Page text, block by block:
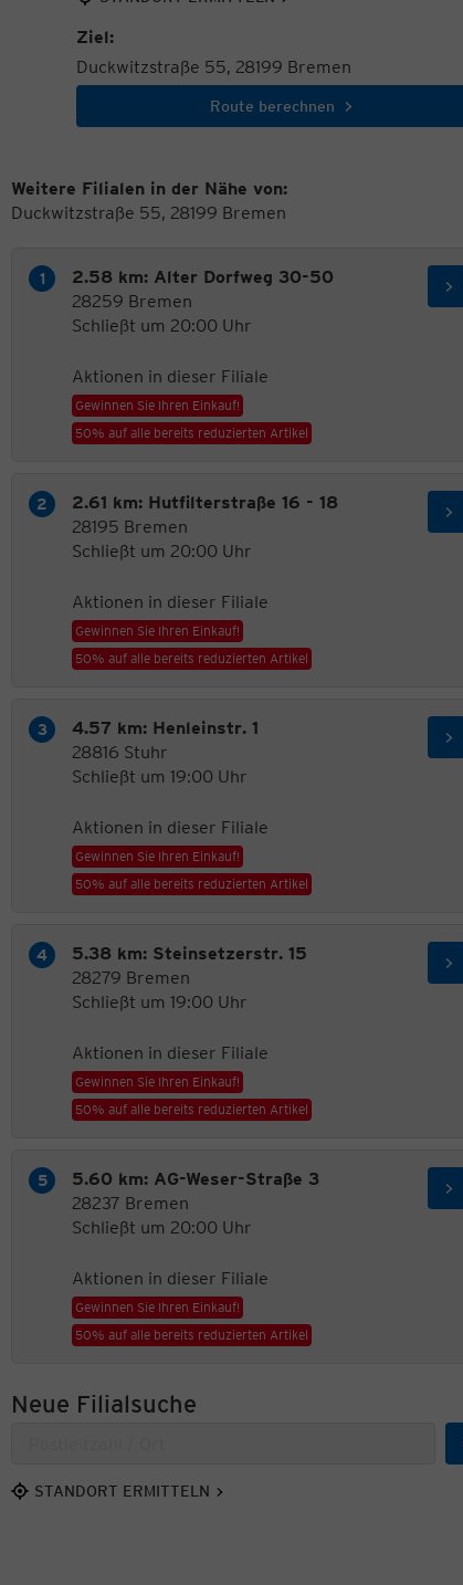
Ziel:
Duckwitzstraße 55, 28199 Bremen
Route berechnen
Weitere Filialen in der Nähe von:
Duckwitzstraße 55, 28199 Bremen
2.58 km: Alter Dorfweg 30-50
28259 Bremen
Schließt um 20:00 Uhr
Aktionen in dieser Filiale
Gewinnen Sie Ihren Einkauf!
50% auf alle bereits reduzierten Artikel
2.61 km: Hutfilterstraße 16 - 18
28195 Bremen
Schließt um 20:00 Uhr
Aktionen in dieser Filiale
Gewinnen Sie Ihren Einkauf!
50% auf alle bereits reduzierten Artikel
4.57 km: Henleinstr. 1
28816 Stuhr
Schließt um 19:00 Uhr
Aktionen in dieser Filiale
Gewinnen Sie Ihren Einkauf!
50% auf alle bereits reduzierten Artikel
5.38 km: Steinsetzerstr. 15
28279 Bremen
Schließt um 19:00 Uhr
Aktionen in dieser Filiale
Gewinnen Sie Ihren Einkauf!
50% auf alle bereits reduzierten Artikel
5.60 km: AG-Weser-Straße 3
28237 Bremen
Schließt um 20:00 Uhr
Aktionen in dieser Filiale
Gewinnen Sie Ihren Einkauf!
50% auf alle bereits reduzierten Artikel
Neue Filialsuche
STANDORT ERMITTELN